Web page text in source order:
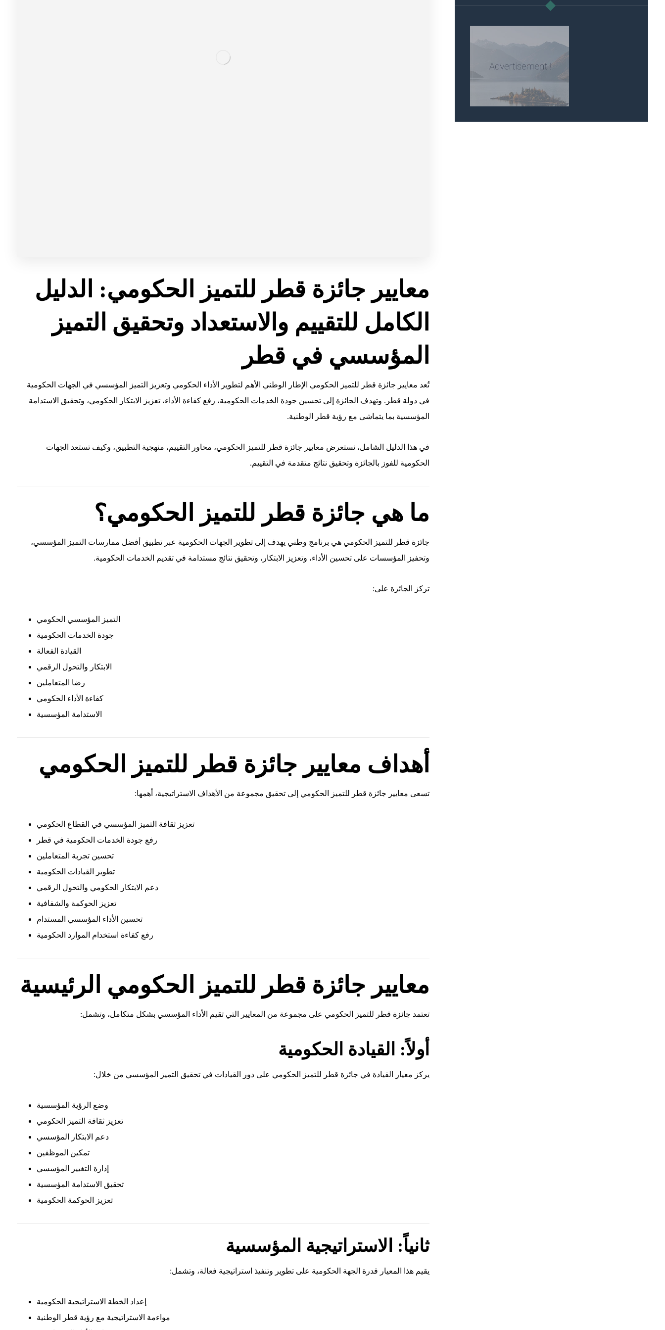
معايير جائزة قطر للتميز الحكومي: الدليل
الكامل للتقييم والاستعداد وتحقيق التميز
المؤسسي في قطر
تُعد معايير جائزة قطر للتميز الحكومي الإطار الوطني الأهم لتطوير الأداء الحكومي وتعزيز التميز المؤسسي في الجهات الحكومية
في دولة قطر. وتهدف الجائزة إلى تحسين جودة الخدمات الحكومية، رفع كفاءة الأداء، تعزيز الابتكار الحكومي، وتحقيق الاستدامة
المؤسسية بما يتماشى مع رؤية قطر الوطنية.
في هذا الدليل الشامل، نستعرض معايير جائزة قطر للتميز الحكومي، محاور التقييم، منهجية التطبيق، وكيف تستعد الجهات
الحكومية للفوز بالجائزة وتحقيق نتائج متقدمة في التقييم.
ما هي جائزة قطر للتميز الحكومي؟
جائزة قطر للتميز الحكومي هي برنامج وطني يهدف إلى تطوير الجهات الحكومية عبر تطبيق أفضل ممارسات التميز المؤسسي،
وتحفيز المؤسسات على تحسين الأداء، وتعزيز الابتكار، وتحقيق نتائج مستدامة في تقديم الخدمات الحكومية.
تركز الجائزة على:
التميز المؤسسي الحكومي
جودة الخدمات الحكومية
القيادة الفعالة
الابتكار والتحول الرقمي
رضا المتعاملين
كفاءة الأداء الحكومي
الاستدامة المؤسسية
أهداف معايير جائزة قطر للتميز الحكومي
تسعى معايير جائزة قطر للتميز الحكومي إلى تحقيق مجموعة من الأهداف الاستراتيجية، أهمها:
تعزيز ثقافة التميز المؤسسي في القطاع الحكومي
رفع جودة الخدمات الحكومية في قطر
تحسين تجربة المتعاملين
تطوير القيادات الحكومية
دعم الابتكار الحكومي والتحول الرقمي
تعزيز الحوكمة والشفافية
تحسين الأداء المؤسسي المستدام
رفع كفاءة استخدام الموارد الحكومية
معايير جائزة قطر للتميز الحكومي الرئيسية
تعتمد جائزة قطر للتميز الحكومي على مجموعة من المعايير التي تقيم الأداء المؤسسي بشكل متكامل، وتشمل:
أولاً: القيادة الحكومية
يركز معيار القيادة في جائزة قطر للتميز الحكومي على دور القيادات في تحقيق التميز المؤسسي من خلال:
وضع الرؤية المؤسسية
تعزيز ثقافة التميز الحكومي
دعم الابتكار المؤسسي
تمكين الموظفين
إدارة التغيير المؤسسي
تحقيق الاستدامة المؤسسية
تعزيز الحوكمة الحكومية
ثانياً: الاستراتيجية المؤسسية
يقيم هذا المعيار قدرة الجهة الحكومية على تطوير وتنفيذ استراتيجية فعالة، وتشمل:
إعداد الخطة الاستراتيجية الحكومية
مواءمة الاستراتيجية مع رؤية قطر الوطنية